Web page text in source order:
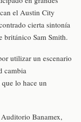
el Austin City
cierta sintonía
británico Sam Smith.
utilizar un escenario
cambia
lo hace un
Banamex,